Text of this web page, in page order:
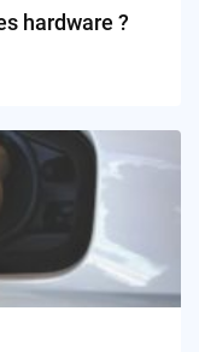
hardware ?